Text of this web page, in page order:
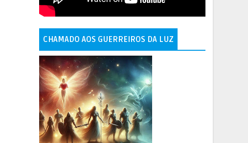
CHAMADO AOS GUERREIROS DA LUZ